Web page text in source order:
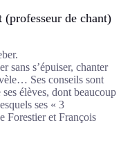
de chant)
sans s’épuiser, chanter
Ses conseils sont
élèves, dont beaucoup
ses « 3
Forestier et François